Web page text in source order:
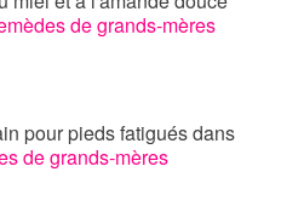
de grands-mères
pour pieds fatiguésdans
de grands-mères